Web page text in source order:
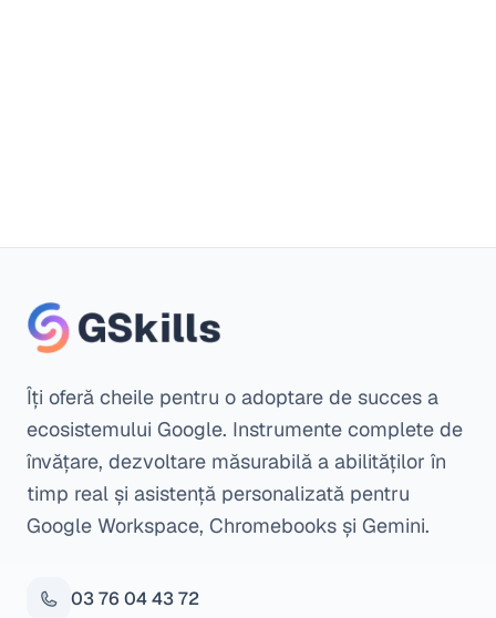
Îți oferă cheile pentru o adoptare de succes a
ecosistemului Google. Instrumente complete de
învățare, dezvoltare măsurabilă a abilităților în
timp real și asistență personalizată pentru
Google Workspace, Chromebooks și Gemini.
03 76 04 43 72